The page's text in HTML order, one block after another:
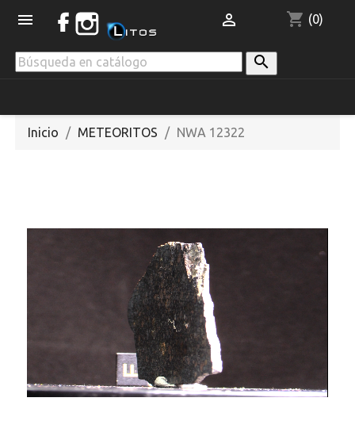
 shopping_cart (0)


Inicio METEORITOS NWA 12322